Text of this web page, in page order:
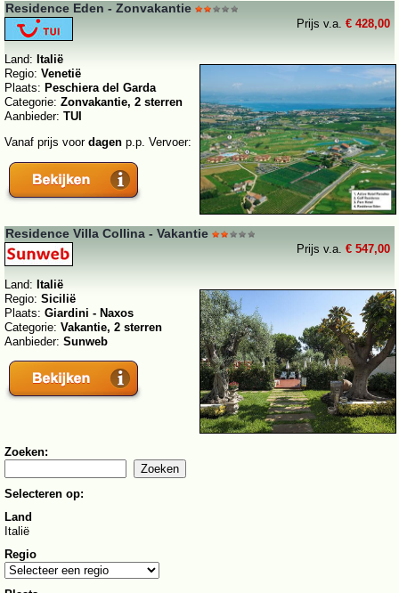
Residence Eden - Zonvakantie
Prijs v.a. € 428,00
Land: Italië
Regio: Venetië
Plaats: Peschiera del Garda
Categorie: Zonvakantie, 2 sterren
Aanbieder: TUI
Vanaf prijs voor dagen p.p. Vervoer:
Residence Villa Collina - Vakantie
Prijs v.a. € 547,00
Land: Italië
Regio: Sicilië
Plaats: Giardini - Naxos
Categorie: Vakantie, 2 sterren
Aanbieder: Sunweb
Zoeken:
Selecteren op:
Land
Italië
Regio